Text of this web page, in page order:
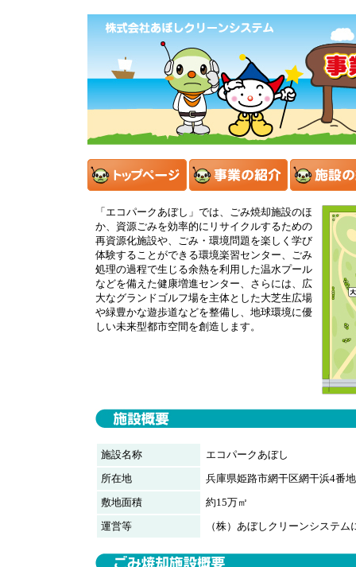
「エコパークあぼし」では、ごみ焼却施設のほ
か、資源ごみを効率的にリサイクルするための
再資源化施設や、ごみ・環境問題を楽しく学び
体験することができる環境楽習センター、ごみ
処理の過程で生じる余熱を利用した温水プール
などを備えた健康増進センター、さらには、広
大なグランドゴルフ場を主体とした大芝生広場
や緑豊かな遊歩道などを整備し、地球環境に優
しい未来型都市空間を創造します。
施設名称
エコパークあぼし
所在地
兵庫県姫路市網干区網干浜4番
敷地面積
約15万㎡
運営等
（株）あぼしクリーンシステ